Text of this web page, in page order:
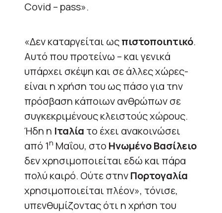
Covid – pass».
«Δεν καταργείται ωςπιστοποιητικό.
Αυτό που προτείνω – και γενικά
υπάρχει σκέψη και σε άλλες χώρες-
είναι η χρήση του ως πάσο για την
πρόσβαση κάποιων ανθρώπων σε
συγκεκριμένους κλειστούς χώρους.
Ήδη η Ιταλία το έχει ανακοινώσει
από 1η Μαΐου, στο Ηνωμένο Βασίλειο
δεν χρησιμοποιείται εδώ και πάρα
πολύ καιρό. Ούτε στηνΠορτογαλία
χρησιμοποιείται πλέον», τόνισε,
υπενθυμίζοντας ότι η χρήση του